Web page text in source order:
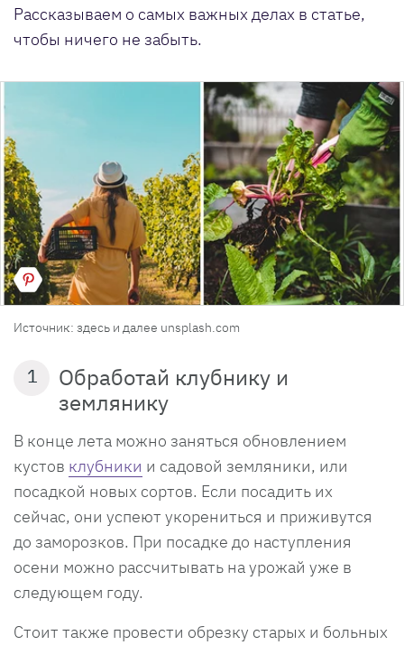
Рассказываем о самых важных делах в статье,
чтобы ничего не забыть.
Источник: здесь и далее unsplash.com
1
Обработай клубнику и
землянику
В конце лета можно заняться обновлением
кустов клубники и садовой земляники, или
посадкой новых сортов. Если посадить их
сейчас, они успеют укорениться и приживутся
до заморозков. При посадке до наступления
осени можно рассчитывать на урожай уже в
следующем году.
Стоит также провести обрезку старых и больных